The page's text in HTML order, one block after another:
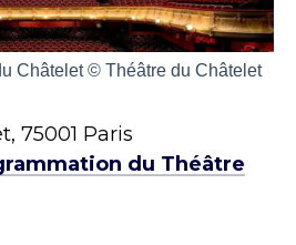
Châtelet © Théâtre du Châtelet
75001 Paris
du Théâtre